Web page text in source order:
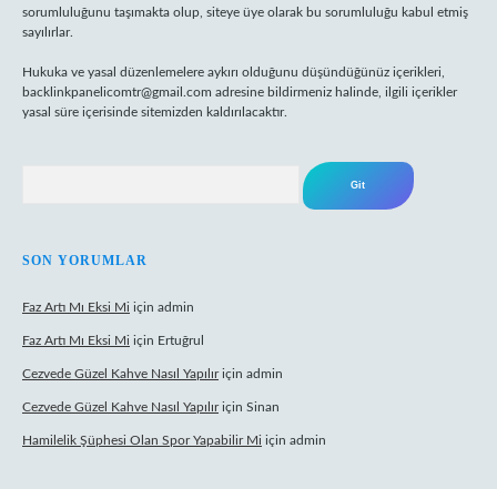
sorumluluğunu taşımakta olup, siteye üye olarak bu sorumluluğu kabul etmiş
sayılırlar.
Hukuka ve yasal düzenlemelere aykırı olduğunu düşündüğünüz içerikleri,
backlinkpanelicomtr@gmail.com adresine bildirmeniz halinde, ilgili içerikler
yasal süre içerisinde sitemizden kaldırılacaktır.
SON YORUMLAR
Faz Artı Mı Eksi Mi için admin
Faz Artı Mı Eksi Mi için Ertuğrul
Cezvede Güzel Kahve Nasıl Yapılıriçin admin
Cezvede Güzel Kahve Nasıl Yapılıriçin Sinan
Hamilelik Şüphesi Olan Spor Yapabilir Mi için admin